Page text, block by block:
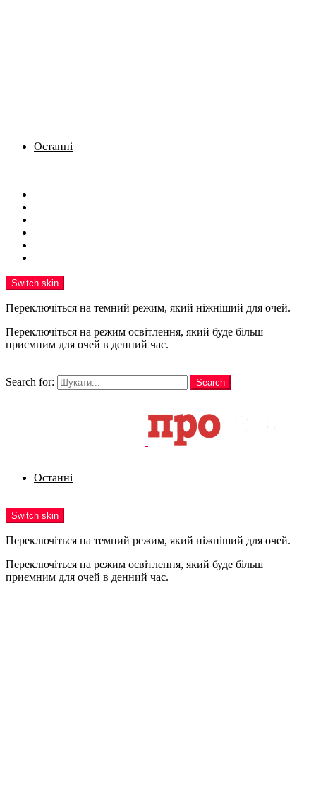
Останні
Switch skin
Переключіться на темний режим, який ніжніший для очей.
Переключіться на режим освітлення, який буде більш
приємним для очей в денний час.
Search for:
Search
Останні
Switch skin
Переключіться на темний режим, який ніжніший для очей.
Переключіться на режим освітлення, який буде більш
приємним для очей в денний час.